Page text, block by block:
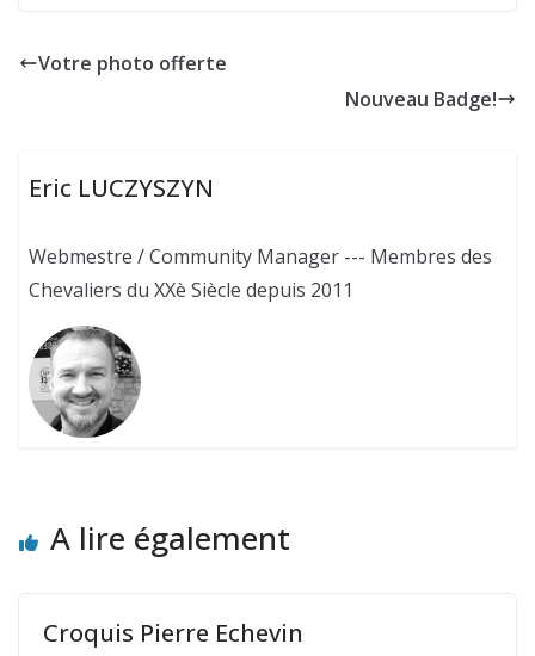
Votre photo offerte
Nouveau Badge!
Eric LUCZYSZYN
Webmestre / Community Manager --- Membres des
Chevaliers du XXè Siècle depuis 2011
A lire également
Croquis Pierre Echevin